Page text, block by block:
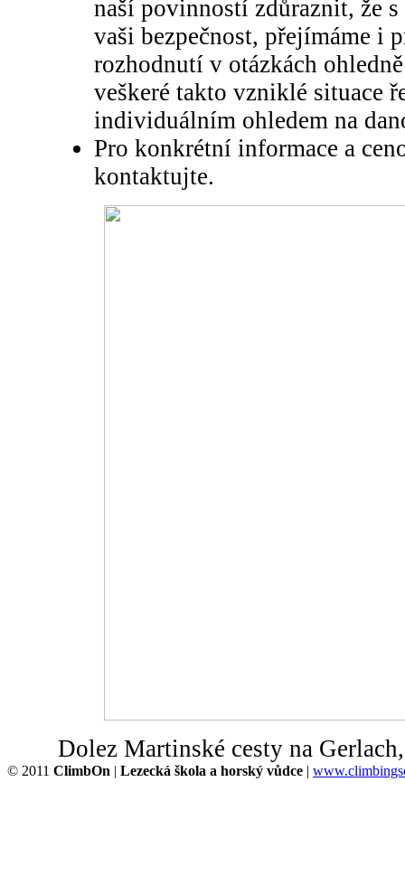
naší povinností zdůraznit, že
vaši bezpečnost, přejímáme i
rozhodnutí v otázkách
veškeré takto vzniklé situace
individuálním ohledem na
Pro konkrétní informace a
kontaktujte.
Dolez Martinské cesty na
© 2011 ClimbOn | Lezecká škola a horský vůdce |